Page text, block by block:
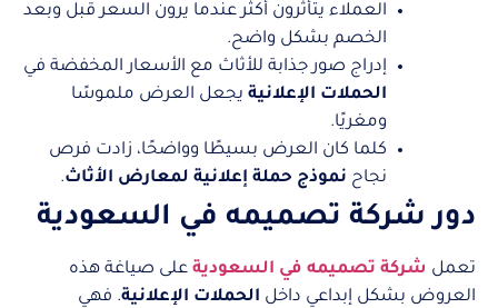
العملاء يتأثرون أكثر عندما يرون السعر قبل وبعد
الخصم بشكل واضح.
إدراج صور جذابة للأثاث مع الأسعار المخفضة في
الحملات الإعلانية يجعل العرض ملموسًا
ومغريًا.
كلما كان العرض بسيطًا وواضحًا، زادت فرص
نجاح نموذج حملة إعلانية لمعارض الأثاث.
دور شركة تصميمه في السعودية
تعمل شركة تصميمه في السعودية على صياغة هذه
العروض بشكل إبداعي داخل الحملات الإعلانية. فهي